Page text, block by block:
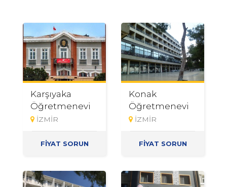
Karşıyaka
Öğretmenevi
İZMİR
FİYAT SORUN
Konak
Öğretmenevi
İZMİR
FİYAT SORUN